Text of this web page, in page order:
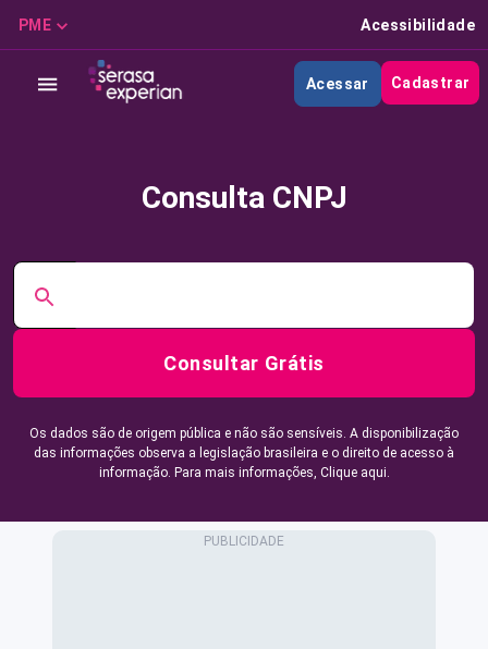
PME Acessibilidade
Acessar Cadastrar
Consulta CNPJ
Consultar Grátis
Os dados são de origem pública e não são sensíveis. A disponibilização
das informações observa a legislação brasileira e o direito de acesso à
informação. Para mais informações, Clique aqui.